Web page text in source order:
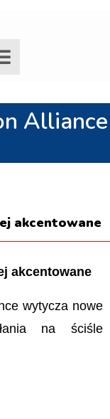
Alliance
akcentowane
akcentowane
wytycza nowe
na ściśle